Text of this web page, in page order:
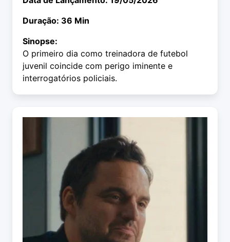
Duração: 36 Min
Sinopse:
O primeiro dia como treinadora de futebol
juvenil coincide com perigo iminente e
interrogatórios policiais.